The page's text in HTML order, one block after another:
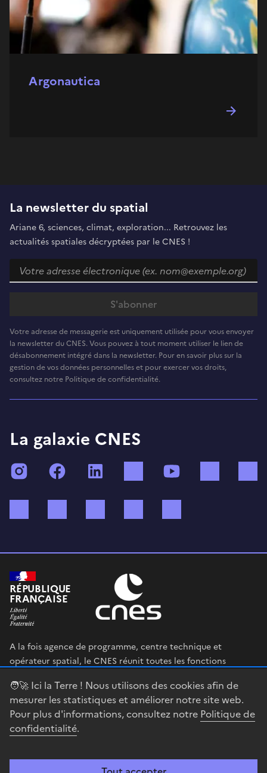
🧑‍🚀 Ici la Terre ! Nous utilisons des cookies afin de
mesurer les statistiques et améliorer notre site web.
Pour plus d'informations, consultez notre Politique de
confidentialité.
Argonautica
La newsletter du spatial
Ariane 6, sciences, climat, exploration... Retrouvez les
actualités spatiales décryptées par le CNES !
Votre adresse de messagerie est uniquement utilisée pour vous envoyer
la newsletter du CNES. Vous pouvez à tout moment utiliser le lien de
désabonnement intégré dans la newsletter. Pour en savoir plus sur la
gestion de vos données personnelles et pour exercer vos droits,
consultez notre Politique de confidentialité.
La galaxie CNES
InstagramFacebook TikTok
RÉPUBLIQUE
FRANÇAISE
A la fois agence de programme, centre technique et
opérateur spatial, le CNES réunit toutes les fonctions
en œuvre sa stratégie spatiale.
legifrance.gouv.fr
gouvernement.fr